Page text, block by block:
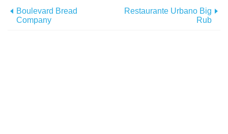
Boulevard Bread
Company
Restaurante Urbano Big
Rub